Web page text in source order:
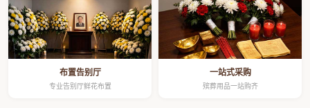
布置告别厅
专业告别厅鲜花布置
一站式采购
殡葬用品一站购齐